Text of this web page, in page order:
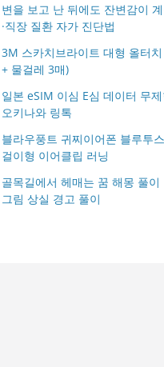
변을 보고 난 뒤에도 잔변감이
·직장 질환 자가 진단법
3M 스카치브라이트 대형 올터
+ 물걸레 3매)
일본 eSIM 이심 E심 데이터 무
오키나와 링톡
블라우풍트 귀찌이어폰 블루투
걸이형 이어클립 러닝
골목길에서 헤매는 꿈 해몽 풀이
그림 상실 경고 풀이